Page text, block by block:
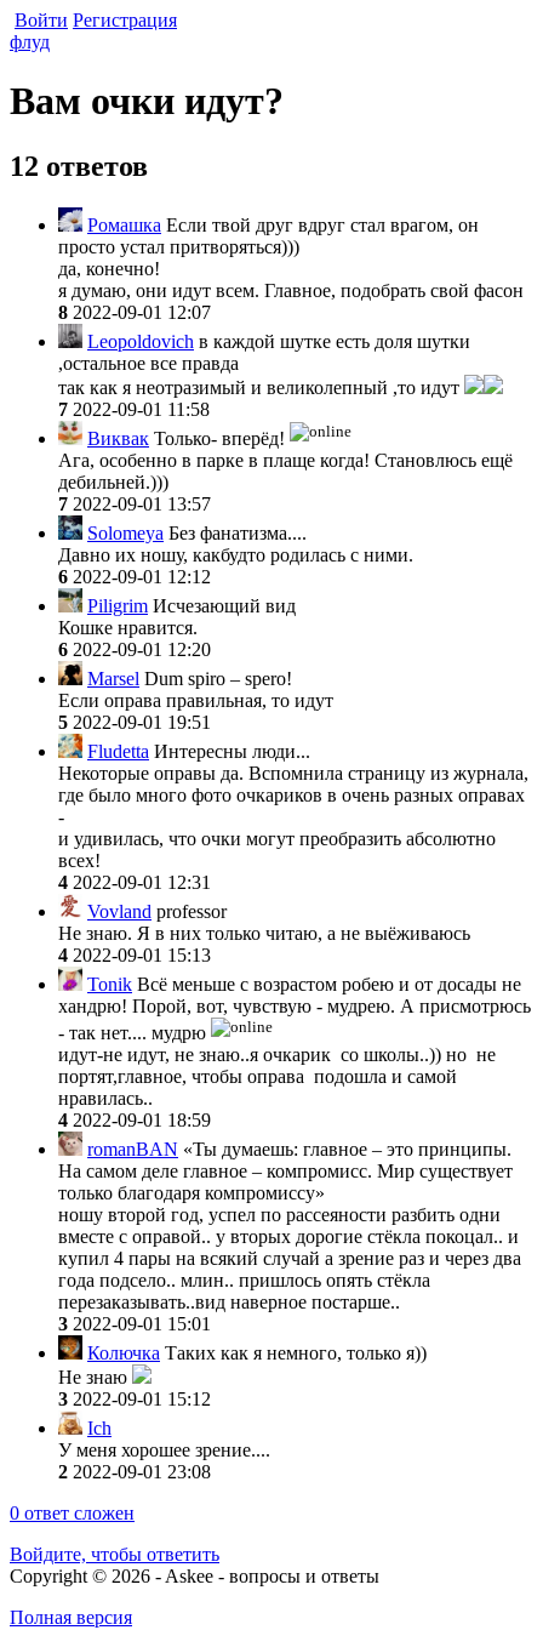
Войти Регистрация
флуд
Вам очки идут?
12 ответов
Ромашка Если твой друг вдруг стал врагом, он
просто устал притворяться)))
да, конечно!
я думаю, они идут всем. Главное, подобрать свой фасон
8 2022-09-01 12:07
Leopoldovich в каждой шутке есть доля шутки
,остальное все правда
так как я неотразимый и великолепный ,то идут
7 2022-09-01 11:58
Виквак Только- вперёд!
Ага, особенно в парке в плаще когда! Становлюсь ещё
дебильней.)))
7 2022-09-01 13:57
Solomeya Без фанатизма....
Давно их ношу, какбудто родилась с ними.
6 2022-09-01 12:12
Piligrim Исчезающий вид
Кошке нравится.
6 2022-09-01 12:20
Marsel Dum spiro – spero!
Если оправа правильная, то идут
5 2022-09-01 19:51
Fludetta Интересны люди...
Некоторые оправы да. Вспомнила страницу из журнала,
где было много фото очкариков в очень разных оправах
-
и удивилась, что очки могут преобразить абсолютно
всех!
4 2022-09-01 12:31
Vovland professor
Не знаю. Я в них только читаю, а не выёживаюсь
4 2022-09-01 15:13
Tonik Всё меньше с возрастом робею и от досады не
хандрю! Порой, вот, чувствую - мудрею. А присмотрюсь
- так нет.... мудрю
идут-не идут, не знаю..я очкарик со школы..)) но не
портят,главное, чтобы оправа подошла и самой
нравилась..
4 2022-09-01 18:59
romanBAN «Ты думаешь: главное – это принципы.
На самом деле главное – компромисс. Мир существует
только благодаря компромиссу»
ношу второй год, успел по рассеяности разбить одни
вместе с оправой.. у вторых дорогие стёкла покоцал.. и
купил 4 пары на всякий случай а зрение раз и через два
года подсело.. млин.. пришлось опять стёкла
перезаказывать..вид наверное постарше..
3 2022-09-01 15:01
Колючка Таких как я немного, только я))
Не знаю
3 2022-09-01 15:12
Ich
У меня хорошее зрение....
2 2022-09-01 23:08
0 ответ сложен
Войдите, чтобы ответить
Copyright © 2026 - Askee - вопросы и ответы
Полная версия